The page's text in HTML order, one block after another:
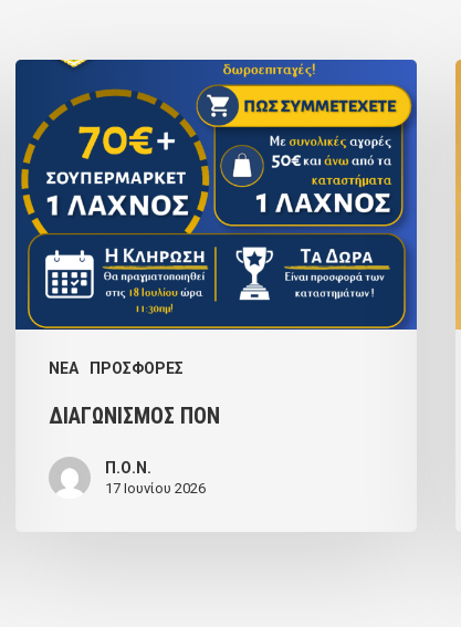
NEA ΠΡΟΣΦΟΡΕΣ
ΔΙΑΓΩΝΙΣΜΟΣ
ΠΟΝ
ΔΙΑΓΩΝΙΣΜΟΣ ΠΟΝ
Π.Ο.Ν.
17 Ιουνίου 2026